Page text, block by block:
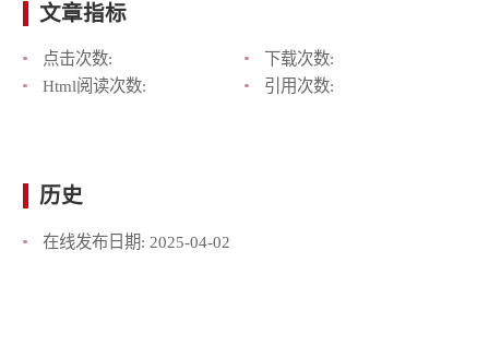
文章指标
点击次数:
下载次数:
Html阅读次数:
引用次数:
历史
在线发布日期: 2025-04-02